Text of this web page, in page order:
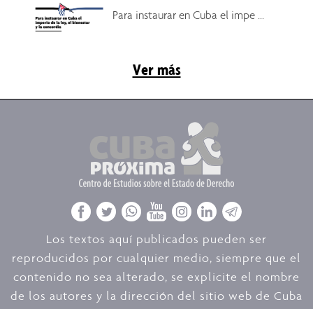
Para instaurar en Cuba el impe ...
Ver más
Los textos aquí publicados pueden ser
reproducidos por cualquier medio, siempre que el
contenido no sea alterado, se explicite el nombre
de los autores y la dirección del sitio web de Cuba